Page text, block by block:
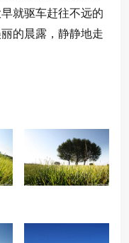
就驱车赶往不远的
的晨露，静静地走